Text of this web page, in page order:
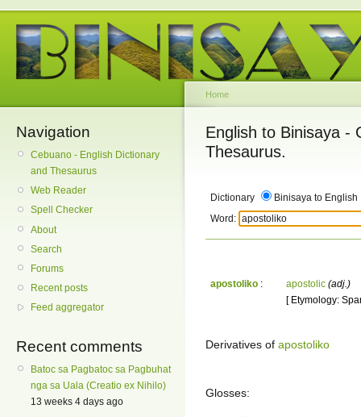
Navigation
Cebuano - English Dictionary
and Thesaurus
Web Reader
Spell Checker
About
Search
Forums
Recent posts
Feed aggregator
Recent comments
Batoc sa Pagbatoc sa Pagbuhat
nga sa Uala (Creatio ex Nihilo)
13 weeks 4 days ago
Home
English to Binisaya -
Thesaurus.
Dictionary
Binisaya to English
Word:
apostoliko : apostolic (adj.)
[ Etymology:
Derivatives of apostoliko
Glosses: